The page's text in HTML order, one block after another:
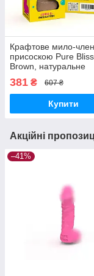
Крафтове мило-член
присоскою Pure
Brown, натуральне
Вібратори
секс-шоп
381 ₴ 607 ₴
Купити
Акційні
–41%